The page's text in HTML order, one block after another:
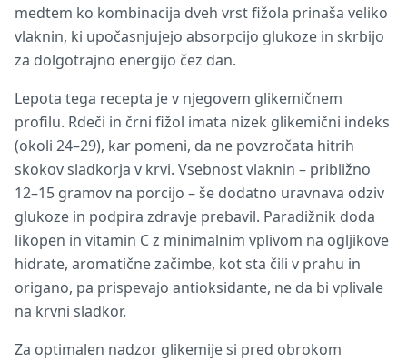
medtem ko kombinacija dveh vrst fižola prinaša veliko
vlaknin, ki upočasnjujejo absorpcijo glukoze in skrbijo
za dolgotrajno energijo čez dan.
Lepota tega recepta je v njegovem glikemičnem
profilu. Rdeči in črni fižol imata nizek glikemični indeks
(okoli 24–29), kar pomeni, da ne povzročata hitrih
skokov sladkorja v krvi. Vsebnost vlaknin – približno
12–15 gramov na porcijo – še dodatno uravnava odziv
glukoze in podpira zdravje prebavil. Paradižnik doda
likopen in vitamin C z minimalnim vplivom na ogljikove
hidrate, aromatične začimbe, kot sta čili v prahu in
origano, pa prispevajo antioksidante, ne da bi vplivale
na krvni sladkor.
Za optimalen nadzor glikemije si pred obrokom